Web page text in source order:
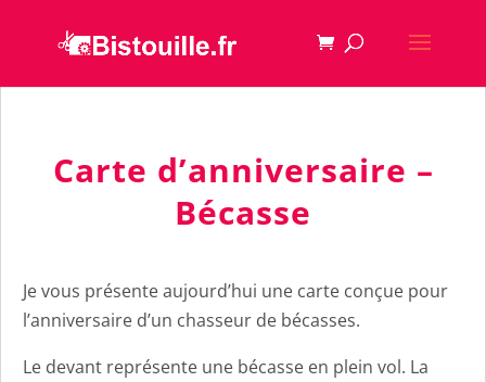
Carte d’anniversaire –
Bécasse
Je vous présente aujourd’hui une carte conçue pour
l’anniversaire d’un chasseur de bécasses.
Le devant représente une bécasse en plein vol. La